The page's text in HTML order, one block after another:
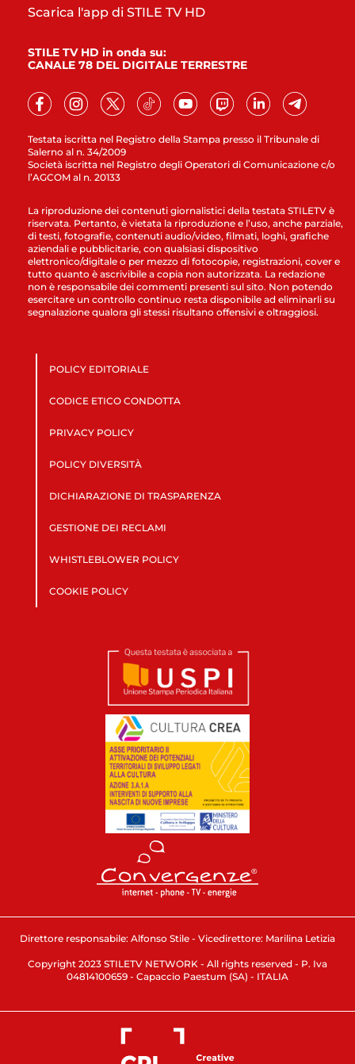
Testata iscritta nel Registro della Stampa presso il Tribunale di
Salerno al n. 34/2009
Società iscritta nel Registro degli Operatori di Comunicazione c/o
l’AGCOM al n. 20133
Scarica l'app di STILE TV HD
STILE TV HD in onda su:
CANALE 78 DEL DIGITALE TERRESTRE
La riproduzione dei contenuti giornalistici della testata STILETV è
riservata. Pertanto, è vietata la riproduzione e l’uso, anche parziale,
di testi, fotografie, contenuti audio/video, filmati, loghi, grafiche
aziendali e pubblicitarie, con qualsiasi dispositivo
elettronico/digitale o per mezzo di fotocopie, registrazioni, cover e
tutto quanto è ascrivibile a copia non autorizzata. La redazione
non è responsabile dei commenti presenti sul sito. Non potendo
esercitare un controllo continuo resta disponibile ad eliminarli su
segnalazione qualora gli stessi risultano offensivi e oltraggiosi.
POLICY EDITORIALE
CODICE ETICO CONDOTTA
PRIVACY POLICY
POLICY DIVERSITÀ
DICHIARAZIONE DI TRASPARENZA
GESTIONE DEI RECLAMI
WHISTLEBLOWER POLICY
COOKIE POLICY
Direttore responsabile: Alfonso Stile - Vicedirettore: Marilina Letizia
Copyright 2023 STILETV NETWORK - All rights reserved - P. Iva
04814100659 - Capaccio Paestum (SA) - ITALIA